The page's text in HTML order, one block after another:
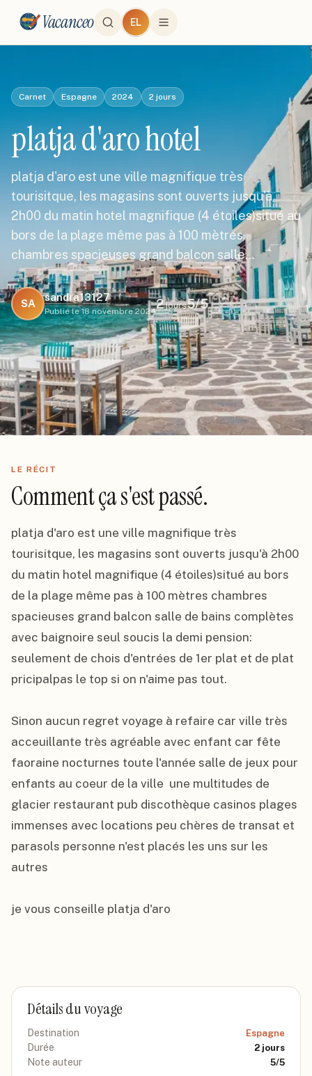
Vacanceo EL
Carnet Espagne 2024 2 jours
platja d'aro hotel
platja d'aro est une ville magnifique très
tourisitque, les magasins sont ouverts jusqu'à
2h00 du matin hotel magnifique (4 étoiles)situé au
bors de la plage même pas à 100 mètres
chambres spacieuses grand balcon salle…
SA
sandra13127
Publié le 18 novembre 2024
2jours5/5
LE RÉCIT
Comment ça s'est passé.
platja d'aro est une ville magnifique très
tourisitque, les magasins sont ouverts jusqu'à 2h00
du matin hotel magnifique (4 étoiles)situé au bors
de la plage même pas à 100 mètres chambres
spacieuses grand balcon salle de bains complètes
avec baignoire seul soucis la demi pension:
seulement de chois d'entrées de 1er plat et de plat
pricipalpas le top si on n'aime pas tout.
Sinon aucun regret voyage à refaire car ville très
acceuillante très agréable avec enfant car fête
faoraine nocturnes toute l'année salle de jeux pour
enfants au coeur de la ville  une multitudes de
glacier restaurant pub discothèque casinos plages
immenses avec locations peu chères de transat et
parasols personne n'est placés les uns sur les
autres
je vous conseille platja d'aro
Détails du voyage
Destination Espagne
Durée 2 jours
Note auteur 5/5